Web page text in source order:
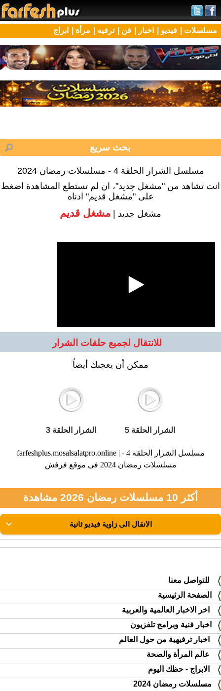
مسلسلات | فيديو | اخبار | فن | ترفيه | مرأة | ابراج
مسلسل الشرار الحلقة 4 - مسلسلات رمضان 2024
انت تشاهد من "مشغل جديد"، ان لم تستطع المشاهدة اضغط
على "مشغل قديم" ادناه
مشغل جديد | مشغل قديم
للانتقال لجميع حلقات الشرار
ممكن أن يعجبك أيضاً
الشرار الحلقة 5 الشرار الحلقة 3
farfeshplus.mosalsalatpro.online | مسلسل الشرار الحلقة 4 -
مسلسلات رمضان 2024 في موقع فرفش
أكثر 10 مسلسلات رمضان 2026 مشاهدة
للتواصل معنا
الصفحة الرئيسية
اخر الاخبار العالمية والعربية
اخبار فنية وبرامج تلفزيون
اخبار ترفيهية من حول العالم
عالم المرأة والصحة
الابراج - حظك اليوم
مسلسلات رمضان 2024